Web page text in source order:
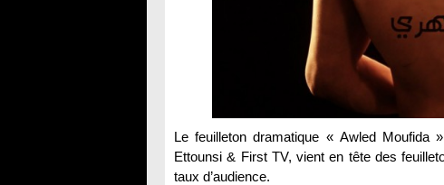
Le feuilleton dramatique « Awled
Ettounsi & First TV, vient en tête des
taux d’audience.